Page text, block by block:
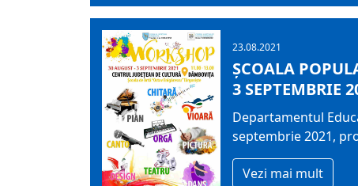
23.08.2021
ȘCOALA
3 SEPTEMBRIE
Departamentul
septembrie 2021,
Vezi mai mult